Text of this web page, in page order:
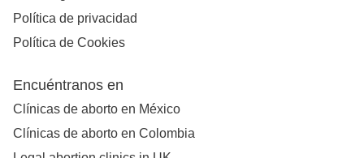
Política de privacidad
Política de Cookies
Encuéntranos en
Clínicas de aborto en México
Clínicas de aborto en Colombia